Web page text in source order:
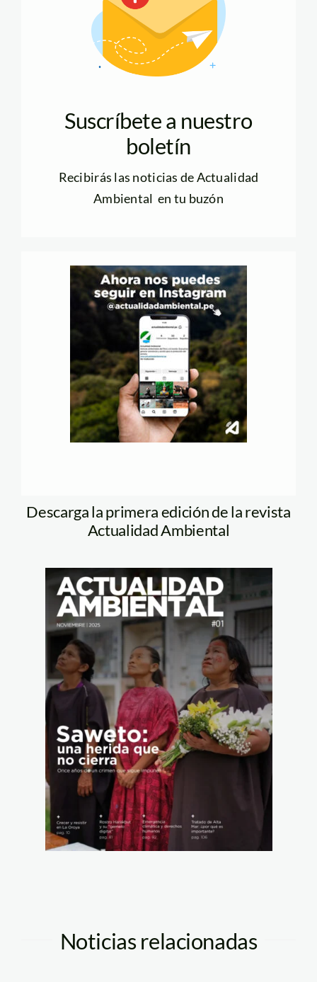
Suscríbete a nuestro
boletín
Recibirás las noticias de Actualidad
Ambiental en tu buzón
Descarga la primera edición de la revista
Actualidad Ambiental
Noticias relacionadas